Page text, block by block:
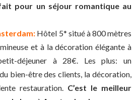
pour un séjour romantique au
Hôtel 5* situé à 800 mètres
et à la décoration élégante à
déjeuner à 28€. Les plus: un
bien-être des clients, la décoration,
restauration. C’est le meilleur